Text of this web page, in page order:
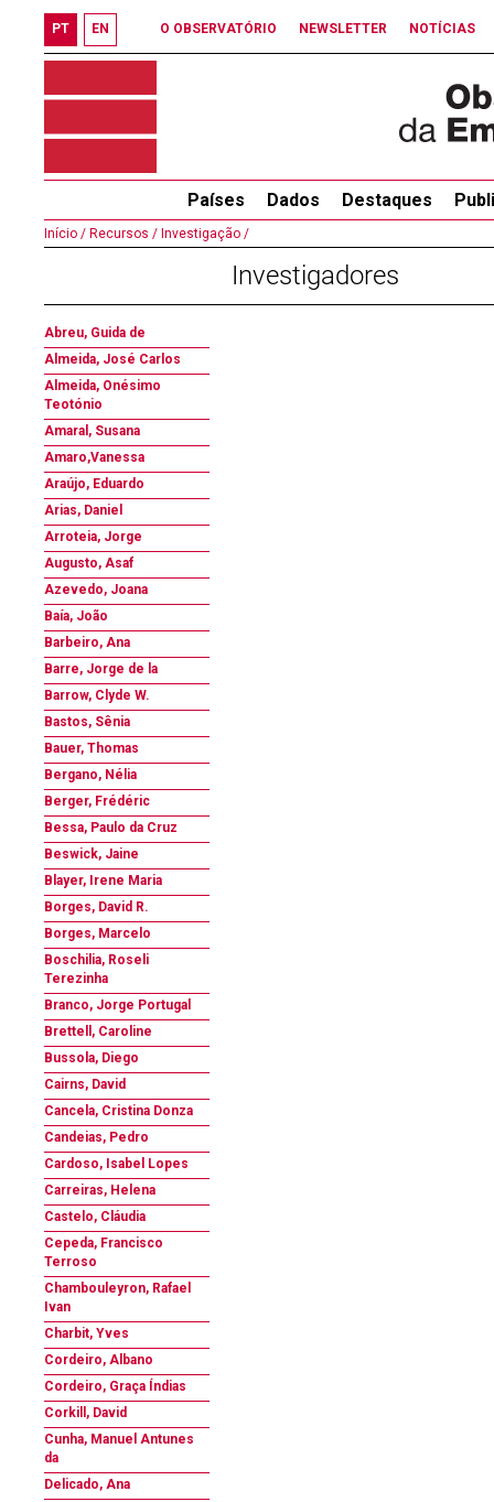
PT EN O OBSERVATÓRIO NEWSLETTER NOTÍCIAS
Países Dados Destaques
Início / Recursos / Investigação /
Investigadores
Abreu, Guida de
Almeida, José Carlos
Almeida, Onésimo
Teotónio
Amaral, Susana
Amaro,Vanessa
Araújo, Eduardo
Arias, Daniel
Arroteia, Jorge
Augusto, Asaf
Azevedo, Joana
Baía, João
Barbeiro, Ana
Barre, Jorge de la
Barrow, Clyde W.
Bastos, Sênia
Bauer, Thomas
Bergano, Nélia
Berger, Frédéric
Bessa, Paulo da Cruz
Beswick, Jaine
Blayer, Irene Maria
Borges, David R.
Borges, Marcelo
Boschilia, Roseli
Terezinha
Branco, Jorge Portugal
Brettell, Caroline
Bussola, Diego
Cairns, David
Cancela, Cristina Donza
Candeias, Pedro
Cardoso, Isabel Lopes
Carreiras, Helena
Castelo, Cláudia
Cepeda, Francisco
Terroso
Chambouleyron, Rafael
Ivan
Charbit, Yves
Cordeiro, Albano
Cordeiro, Graça Índias
Corkill, David
Cunha, Manuel Antunes
da
Delicado, Ana